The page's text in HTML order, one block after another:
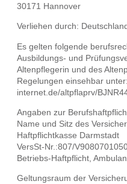
30171 Hannover
Verliehen durch:
Es gelten folgende
Ausbildungs- und
Altenpflegerin und des
Regelungen einsehbar unter:
internet.de/altpflaprv/
Angaben zur
Name und Sitz des
Haftpflichtkasse Darmstadt
VersSt-Nr.:807/
Betriebs-Haftpflicht,
Geltungsraum der